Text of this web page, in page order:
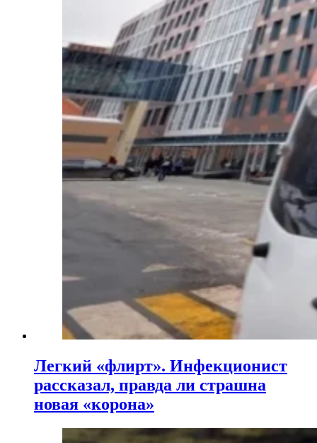
Легкий «флирт». Инфекционист
рассказал, правда ли страшна
новая «корона»